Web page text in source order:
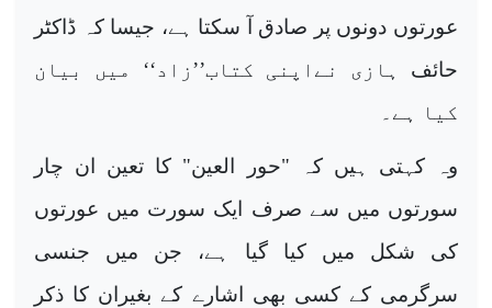
عورتوں دونوں پر صادق آ سکتا ہے، جیسا کہ ڈاکٹر
حائف
ہازی نےاپنی کتاب’’زاد‘‘ میں بیان
کیا ہے۔
وہ کہتی
ہیں کہ "حور العین" کا تعین ان چار
سورتوں میں سے صرف ایک سورت میں عورتوں
کی شکل میں کیا گیا ہے، جن میں جنسی
سرگرمی کے کسی بھی اشارے کے بغیران کا ذکر